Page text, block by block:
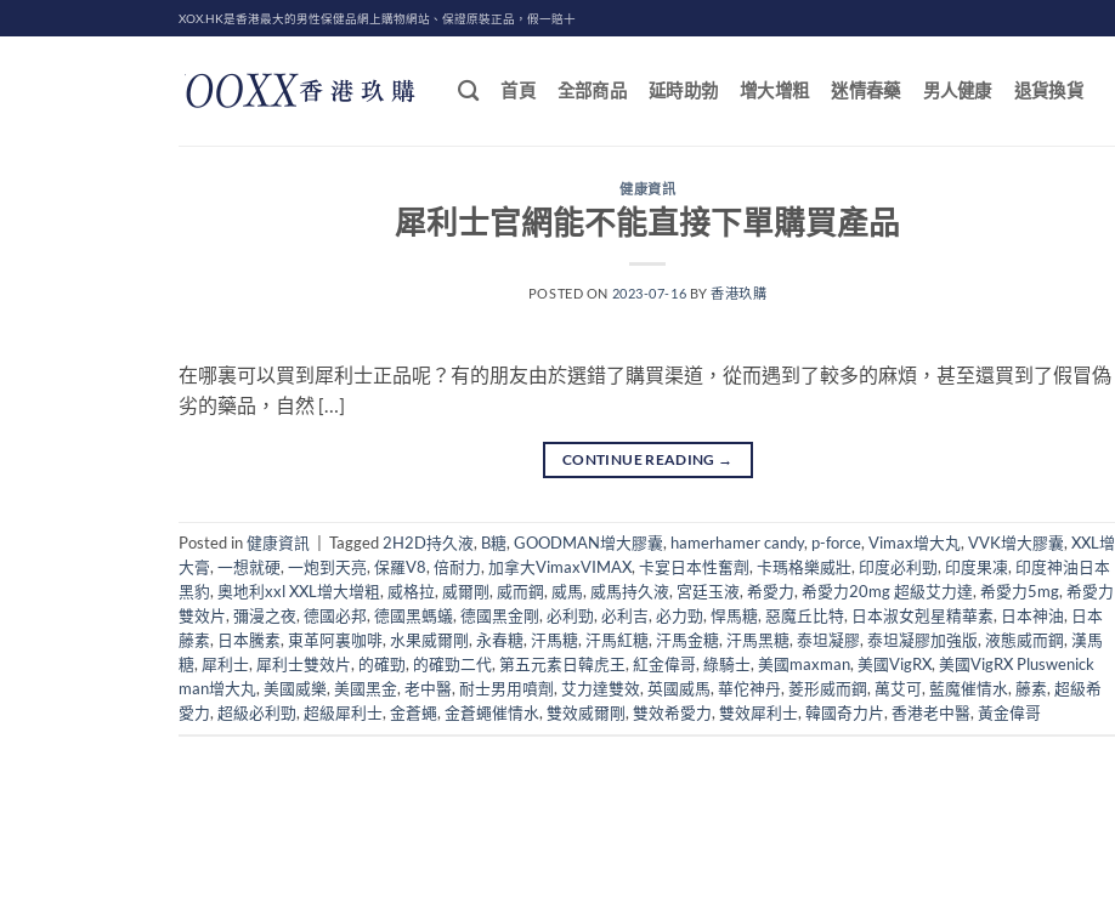
to
XOX.HK是香港最大的男性保健品網上購物網站、保證原裝正品，假一賠十
首頁 全部商品 延時助勃 增大增粗 迷情春藥 男人健康 退貨換貨
健康資訊
犀利士官網能不能直接下單購買產品
POSTED ON 2023-07-16 BY香港玖購
在哪裏可以買到犀利士正品呢？有的朋友由於選錯了購買渠道，從而遇到了較多的麻煩，甚至還買到了假冒偽
劣的藥品，自然 […]
CONTINUE READING →
Posted in健康資訊 Tagged 2H2D持久液, B糖, GOODMAN增大膠囊, hamerhamer candy, p-force, Vimax增大丸, VVK增大膠囊, XXL增
大膏, 一想就硬, 一炮到天亮, 保羅V8, 倍耐力, 加拿大VimaxVIMAX, 卡宴日本性奮劑, 卡瑪格樂威壯, 印度必利勁, 印度果凍, 印度神油日本
黑豹, 奧地利xxl XXL增大增粗, 威格拉, 威爾剛, 威而鋼, 威馬, 威馬持久液, 宮廷玉液, 希愛力, 希愛力20mg 超級艾力達, 希愛力5mg, 希愛力
雙效片, 彌漫之夜, 德國必邦, 德國黑螞蟻, 德國黑金剛, 必利勁, 必利吉, 必力勁, 悍馬糖, 惡魔丘比特, 日本淑女剋星精華素, 日本神油, 日本
藤素, 日本騰素, 東革阿裏咖啡, 水果威爾剛, 永春糖, 汗馬糖, 汗馬紅糖, 汗馬金糖, 汗馬黑糖, 泰坦凝膠, 泰坦凝膠加強版, 液態威而鋼, 漢馬
糖, 犀利士, 犀利士雙效片, 的確勁, 的確勁二代, 第五元素日韓虎王, 紅金偉哥, 綠騎士, 美國maxman, 美國VigRX, 美國VigRX Pluswenick
man增大丸, 美國威樂, 美國黑金, 老中醫, 耐士男用噴劑, 艾力達雙效, 英國威馬, 華佗神丹, 菱形威而鋼, 萬艾可, 藍魔催情水, 藤素, 超級希
愛力, 超級必利勁, 超級犀利士, 金蒼蠅, 金蒼蠅催情水, 雙效威爾剛, 雙效希愛力, 雙效犀利士, 韓國奇力片, 香港老中醫, 黃金偉哥